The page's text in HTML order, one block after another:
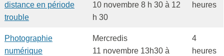
distance en période
trouble
10 novembre 8 h 30 à 12
h 30
heures
Photographie
numérique
Mercredis
11 novembre 13h30 à
4
heures